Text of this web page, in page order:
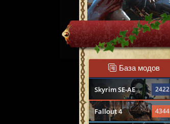
База модов
Skyrim SE-AE 2422
Fallout 4 4344